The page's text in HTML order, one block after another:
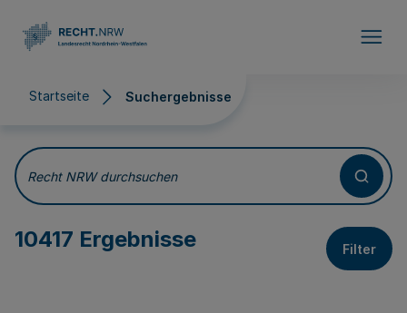
Startseite Suchergebnisse
Suchergebnisse
Recht NRW durchsuchen
10417 Ergebnisse Filter